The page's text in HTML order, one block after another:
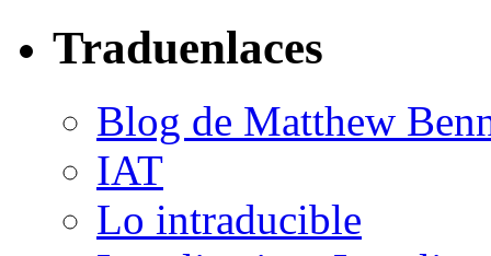
Traduenlaces
Blog de Matthew
IAT
Lo intraducible